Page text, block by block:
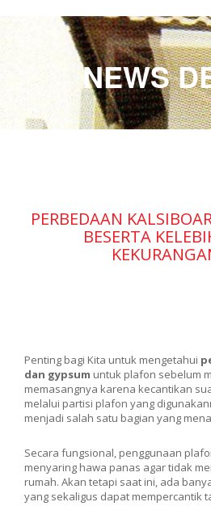
NEWS
PERBEDAAN
BESERTA
Penting bagi Kita untuk mengetahui
dan gypsum untuk plafon sebelum
memasangnya karena kecantikan
melalui partisi plafon yang
menjadi salah satu bagian yang
Secara fungsional, penggunaan
menyaring hawa panas agar tidak
rumah. Akan tetapi saat ini, ada
yang sekaligus dapat mempercantik